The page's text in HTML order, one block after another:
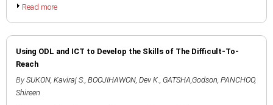
Read more
Using ODL and ICT to Develop the Skills of The Difficult-To-
Reach
By SUKON, Kaviraj S., BOOJIHAWON, Dev K., GATSHA,Godson, PANCHOO,
Shireen